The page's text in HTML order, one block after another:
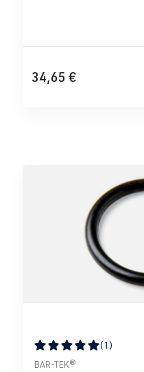
34,65 €
Durchschnittliche
(1)
BAR-TEK®